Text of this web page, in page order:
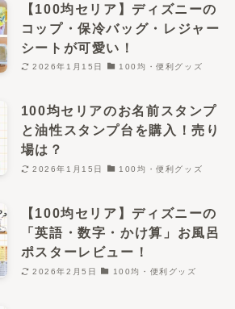
【100均セリア】ディズニーの
コップ・保冷バッグ・レジャー
シートが可愛い！
2026年1月15日 100均・便利グッズ
100均セリアのお名前スタンプ
と油性スタンプ台を購入！売り
場は？
2026年1月15日 100均・便利グッズ
【100均セリア】ディズニーの
「英語・数字・かけ算」お風呂
ポスターレビュー！
2026年2月5日 100均・便利グッズ